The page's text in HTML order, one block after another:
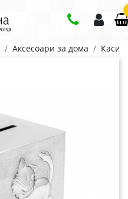
Аксесоари за дома